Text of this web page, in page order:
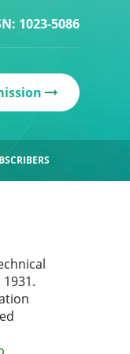
1023-5086